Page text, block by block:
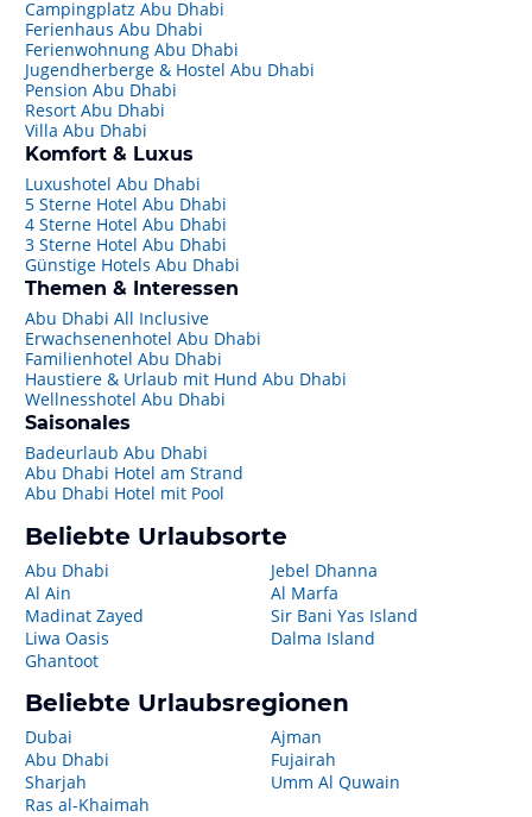
Campingplatz Abu Dhabi
Ferienhaus Abu Dhabi
Ferienwohnung Abu Dhabi
Jugendherberge & Hostel Abu Dhabi
Pension Abu Dhabi
Resort Abu Dhabi
Villa Abu Dhabi
Komfort & Luxus
Luxushotel Abu Dhabi
5 Sterne Hotel Abu Dhabi
4 Sterne Hotel Abu Dhabi
3 Sterne Hotel Abu Dhabi
Günstige Hotels Abu Dhabi
Themen & Interessen
Abu Dhabi All Inclusive
Erwachsenenhotel Abu Dhabi
Familienhotel Abu Dhabi
Haustiere & Urlaub mit Hund Abu Dhabi
Wellnesshotel Abu Dhabi
Saisonales
Badeurlaub Abu Dhabi
Abu Dhabi Hotel am Strand
Abu Dhabi Hotel mit Pool
Beliebte Urlaubsorte
Abu Dhabi
Al Ain
Madinat Zayed
Liwa Oasis
Ghantoot
Jebel Dhanna
Al Marfa
Sir Bani Yas Island
Dalma Island
Beliebte Urlaubsregionen
Dubai
Abu Dhabi
Sharjah
Ras al-Khaimah
Ajman
Fujairah
Umm Al Quwain